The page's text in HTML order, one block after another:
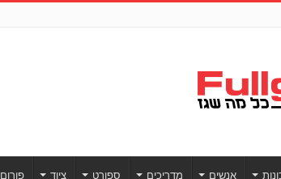
אנשים מדריכים ספורט ציוד פורום